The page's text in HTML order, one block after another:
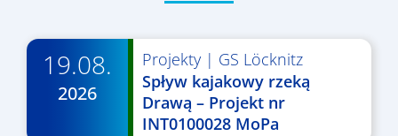
19.08.
2026
Projekty| GS Löcknitz
Spływ kajakowy rzeką
Drawą – Projekt nr
INT0100028 MoPa